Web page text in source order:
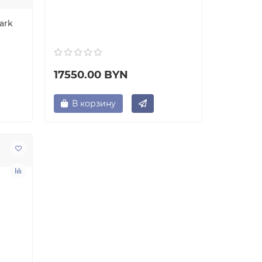
17550.00 BYN
В корзину